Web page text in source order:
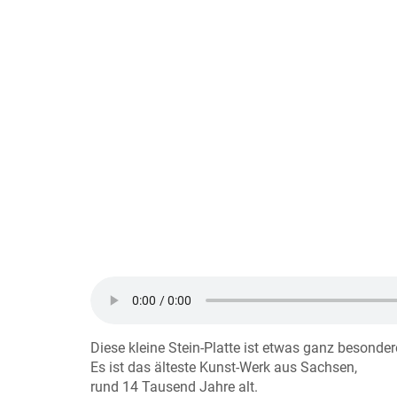
Diese kleine Stein-Platte ist etwas ganz
Es ist das älteste Kunst-Werk aus Sachsen,
rund 14 Tausend Jahre alt.